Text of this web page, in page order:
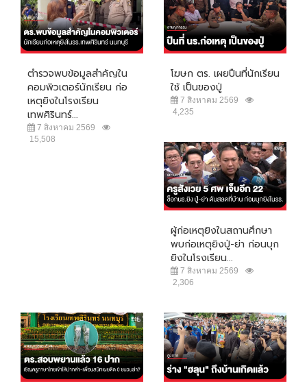
ตำรวจพบข้อมูลสำคัญใน
คอมพิวเตอร์นักเรียน ก่อ
เหตุยิงในโรงเรียน
เทพศิรินทร์...
7 สิงหาคม 2569
15,508
โฆษก ตร. เผยปืนที่นักเรียน
ใช้ เป็นของปู่
7 สิงหาคม 2569
4,235
ผู้ก่อเหตุยิงในสถานศึกษา
พบก่อเหตุยิงปู่-ย่า ก่อนบุก
ยิงในโรงเรียน...
7 สิงหาคม 2569
2,306